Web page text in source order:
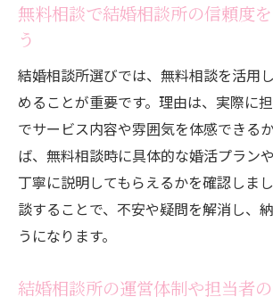
無料相談で結婚相談所の信頼度
う
結婚相談所選びでは、無料相談を活用
めることが重要です。理由は、実際に
でサービス内容や雰囲気を体感できる
ば、無料相談時に具体的な婚活プラン
丁寧に説明してもらえるかを確認しま
談することで、不安や疑問を解消し、
うになります。
結婚相談所の運営体制や担当者